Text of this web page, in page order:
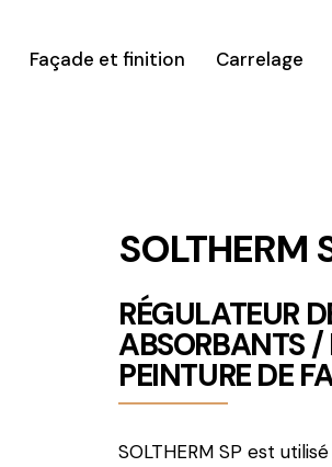
Façade et finition Carrelage
SOLTHERM
RÉGULATEUR
ABSORBANTS /
PEINTURE DE
SOLTHERM SP est